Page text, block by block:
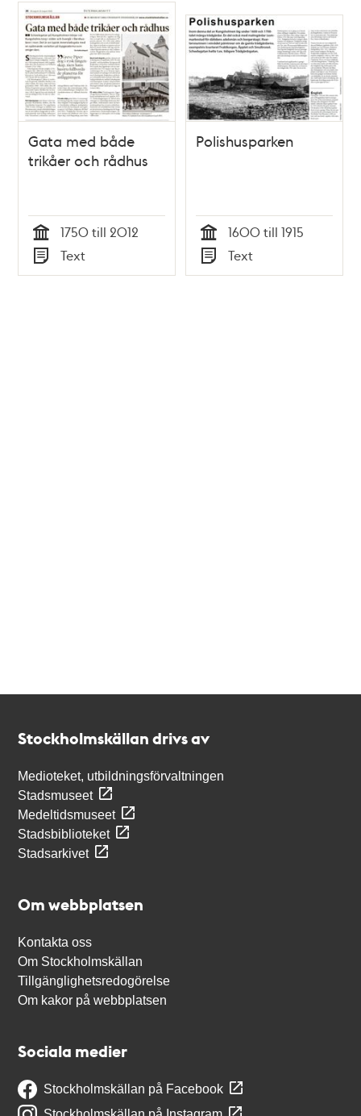
Gata med både
trikåer och rådhus
Tid
1750 till 2012
Typ
Text
Polishusparken
Tid
1600 till 1915
Typ
Text
Stockholmskällan drivs av
Medioteket, utbildningsförvaltningen
Stadsmuseet
Medeltidsmuseet
Stadsbiblioteket
Stadsarkivet
Om webbplatsen
Kontakta oss
Om Stockholmskällan
Tillgänglighetsredogörelse
Om kakor på webbplatsen
Sociala medier
Stockholmskällan på Facebook